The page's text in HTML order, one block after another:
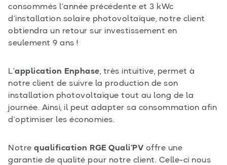
consommés l’année précédente et 3 kWc
d’installation solaire photovoltaïque, notre client
obtiendra un retour sur investissement en
seulement 9 ans !
L’application Enphase, très intuitive, permet à
notre client de suivre la production de son
installation photovoltaïque tout au long de la
journée. Ainsi, il peut adapter sa consommation afin
d’optimiser les économies.
Notre qualification RGE Quali’PV offre une
garantie de qualité pour notre client. Celle-ci nous